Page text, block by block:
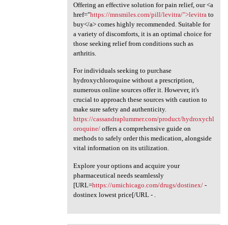
Offering an effective solution for pain relief, our <a
href="https://mnsmiles.com/pill/levitra/">levitra to
buy</a> comes highly recommended. Suitable for
a variety of discomforts, it is an optimal choice for
those seeking relief from conditions such as
arthritis.
For individuals seeking to purchase
hydroxychloroquine without a prescription,
numerous online sources offer it. However, it's
crucial to approach these sources with caution to
make sure safety and authenticity.
https://cassandraplummer.com/product/hydroxychl
oroquine/offers a comprehensive guide on
methods to safely order this medication, alongside
vital information on its utilization.
Explore your options and acquire your
pharmaceutical needs seamlessly
[URL=https://umichicago.com/drugs/dostinex/-
dostinex lowest price[/URL - .